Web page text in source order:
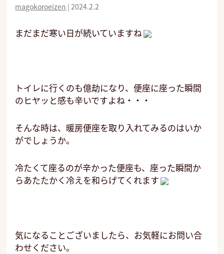
magokoroeizen |2024.2.2
まだまだ寒い日が続いていますね
トイレに行くのも億劫になり、便座に座った瞬間
のヒヤッと感も辛いですよね・・・
そんな時は、暖房便座を取り入れてみるのはいか
がでしょうか。
冷たくて座るのが辛かった便座も、座った瞬間か
らあたたかく冷えを和らげてくれます
気になることございましたら、お気軽にお問い合
わせください。